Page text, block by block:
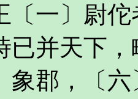
〕尉佗者
已并天下
象郡，〔